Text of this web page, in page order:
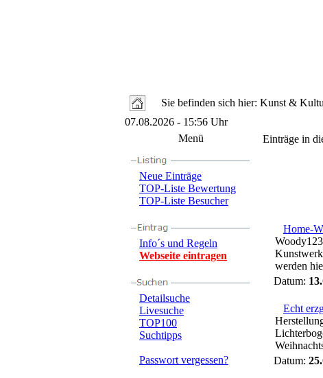
Sie befinden sich hier: Kunst &
07.08.2026 - 15:56 Uhr
Menü
Neue Einträge
TOP-Liste Bewertung
TOP-Liste Besucher
Info´s und Regeln
Webseite eintragen
Detailsuche
Livesuche
TOP100
Suchtipps
Passwort vergessen?
Einträge in
Home-
werden
Datum:
Echt
Datum: